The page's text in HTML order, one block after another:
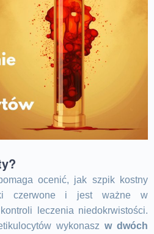
ocenić, jak szpik kostny
czerwone i jest ważne w
leczenia niedokrwistości.
wykonasz w dwóch
SIĘ NA WIZYTĘ